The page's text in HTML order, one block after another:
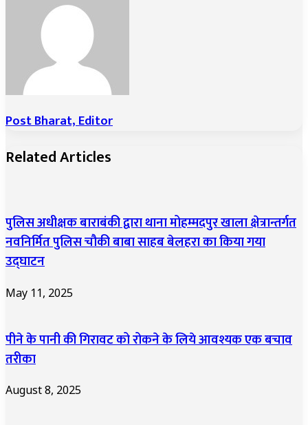
Post Bharat, Editor
Related Articles
पुलिस अधीक्षक बाराबंकी द्वारा थाना मोहम्मदपुर खाला क्षेत्रान्तर्गत
नवनिर्मित पुलिस चौकी बाबा साहब बेलहरा का किया गया
उद्घाटन
May 11, 2025
पीने के पानी की गिरावट को रोकने के लिये आवश्यक एक बचाव
तरीका
August 8, 2025